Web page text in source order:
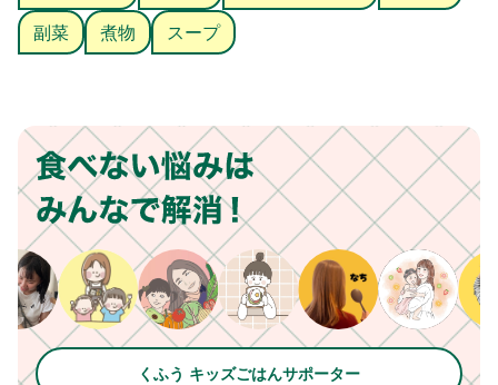
副菜
煮物 スープ
くふう キッズごはんサポーター